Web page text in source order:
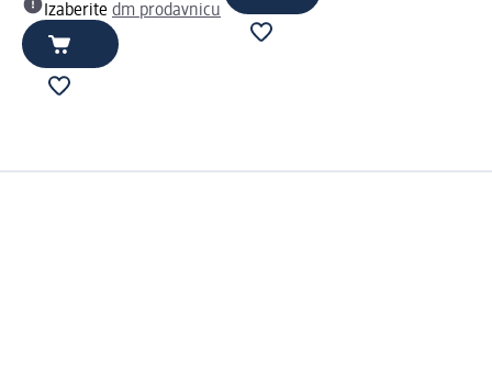
Izaberite dm prodavnicu